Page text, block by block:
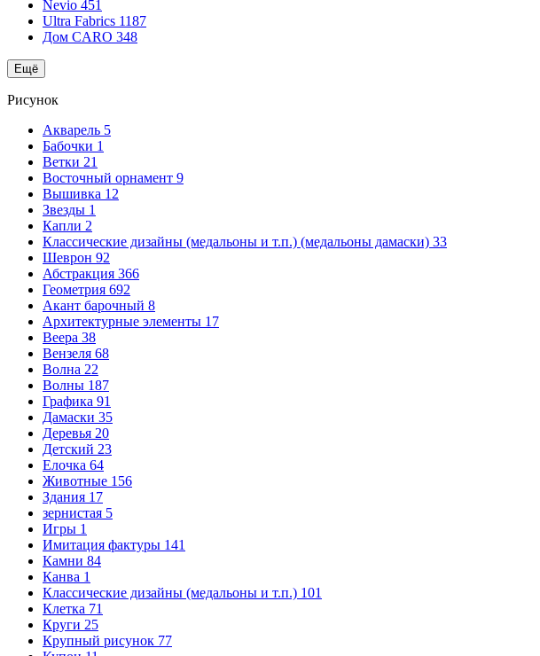
Nevio 451
Ultra Fabrics 1187
Дом CARO 348
Ещё
Рисунок
Акварель 5
Бабочки 1
Ветки 21
Восточный орнамент 9
Вышивка 12
Звезды 1
Капли 2
Классические дизайны (медальоны и т.п.) (медальоны дамаски) 33
Шеврон 92
Абстракция 366
Геометрия 692
Акант барочный 8
Архитектурные элементы 17
Веера 38
Вензеля 68
Волна 22
Волны 187
Графика 91
Дамаски 35
Деревья 20
Детский 23
Елочка 64
Животные 156
Здания 17
зернистая 5
Игры 1
Имитация фактуры 141
Камни 84
Канва 1
Классические дизайны (медальоны и т.п.) 101
Клетка 71
Круги 25
Крупный рисунок 77